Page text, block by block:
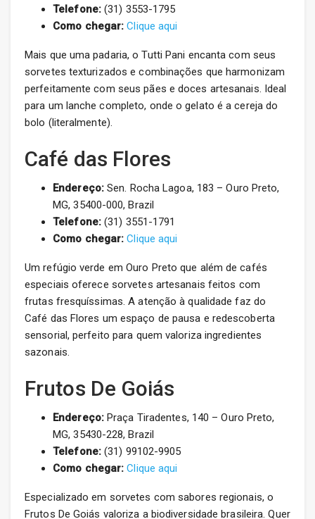
Telefone:(31) 3553-1795
Como chegar: Clique aqui
Mais que uma padaria, o Tutti Pani encanta com seus
sorvetes texturizados e combinações que harmonizam
perfeitamente com seus pães e doces artesanais. Ideal
para um lanche completo, onde o gelato é a cereja do
bolo (literalmente).
Café das Flores
Endereço:Sen. Rocha Lagoa, 183 – Ouro Preto,
MG, 35400-000, Brazil
Telefone:(31) 3551-1791
Como chegar: Clique aqui
Um refúgio verde em Ouro Preto que além de cafés
especiais oferece sorvetes artesanais feitos com
frutas fresquíssimas. A atenção à qualidade faz do
Café das Flores um espaço de pausa e redescoberta
sensorial, perfeito para quem valoriza ingredientes
sazonais.
Frutos De Goiás
Endereço:Praça Tiradentes, 140 – Ouro Preto,
MG, 35430-228, Brazil
Telefone:(31) 99102-9905
Como chegar: Clique aqui
Especializado em sorvetes com sabores regionais, o
Frutos De Goiás valoriza a biodiversidade brasileira. Quer